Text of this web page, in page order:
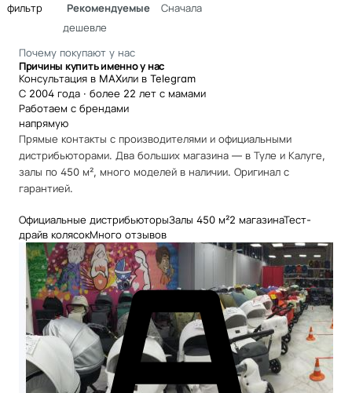
фильтр
Рекомендуемые
Сначала
дешевле
Почему покупают у нас
Причины купить именно у нас
Консультация в MAXили в Telegram
С 2004 года · более 22 лет с мамами
Работаем с брендами
напрямую
Прямые контакты с производителями и официальными
дистрибьюторами. Два больших магазина — в Туле и Калуге,
залы по 450 м², много моделей в наличии. Оригинал с
гарантией.
Официальные дистрибьюторыЗалы 450 м²2 магазинаТест-
драйв колясокМного отзывов